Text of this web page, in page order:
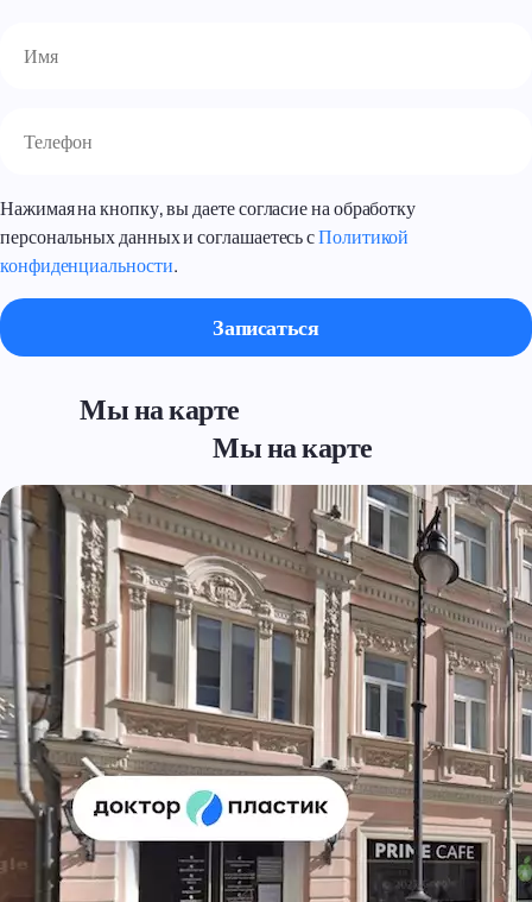
Нажимая на кнопку, вы даете согласие на обработку
персональных данных и соглашаетесь сПолитикой
конфиденциальности.
Мы на карте
Мы на карте